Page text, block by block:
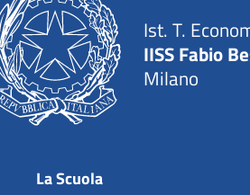
Ist. T.
IISS Fabio
Milano
La Scuola